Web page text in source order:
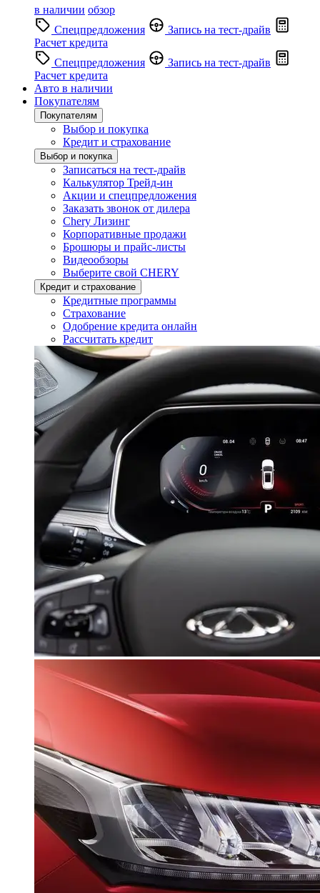
в наличии обзор
Спецпредложения
Запись на тест-драйв
Расчет кредита
Спецпредложения
Запись на тест-драйв
Расчет кредита
Авто в наличии
Покупателям
Покупателям
Выбор и покупка
Кредит и страхование
Выбор и покупка
Записаться на тест-драйв
Калькулятор Трейд-ин
Акции и спецпредложения
Заказать звонок от дилера
Chery Лизинг
Корпоративные продажи
Брошюры и прайс-листы
Видеообзоры
Выберите свой CHERY
Кредит и страхование
Кредитные программы
Страхование
Одобрение кредита онлайн
Рассчитать кредит